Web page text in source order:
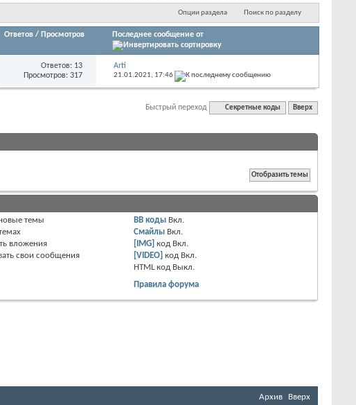
Опции раздела Поиск по разделу
Ответов / Просмотров Последнее сообщение от
Ответов: 13
Просмотров: 317
Arti
21.01.2021, 17:46
Быстрый переход Секретные коды Вверх
темы
вложения
свои сообщения
BB коды Вкл.
Смайлы Вкл.
[IMG] код Вкл.
[VIDEO] код Вкл.
HTML код Выкл.
Правила форума
Архив Вверх